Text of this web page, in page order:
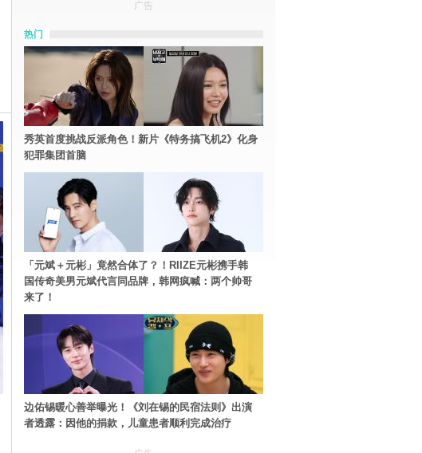
广告
热门
秀英首度挑战反派角色！新片《特务搞飞机2》化身
犯罪集团首脑
「元斌＋元彬」竟然合体了？！RIIZE元彬携手韩
国传奇美男元斌代言同品牌，韩网疯喊：两个帅哥
来了！
边佑锡暖心善举曝光！《刘在锡的民宿法则》出演
者透露：因他的捐款，儿童患者顺利完成治疗